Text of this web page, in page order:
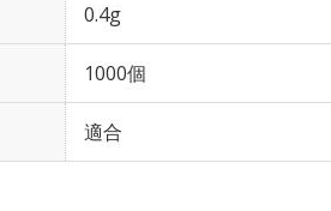
0.4g
1000個
適合